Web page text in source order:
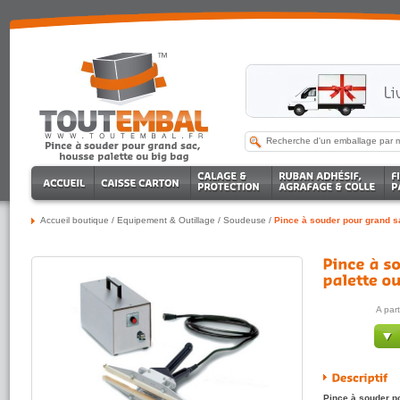
Accueil boutique / Equipement & Outillage / Soudeuse / Pince à souder pour grand
A
Pince à souder